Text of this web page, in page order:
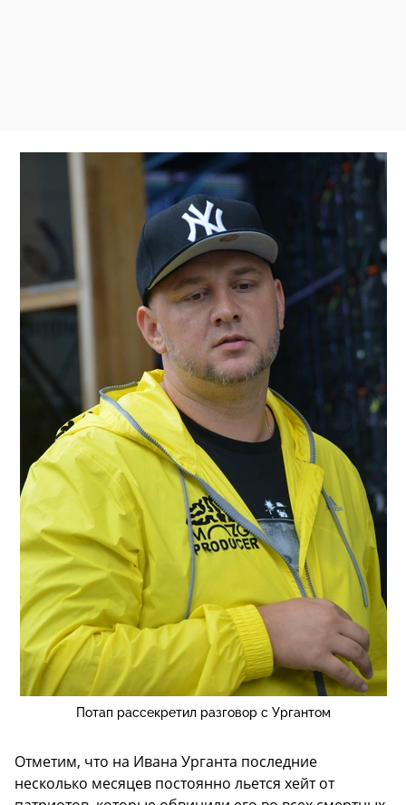
Потап рассекретил разговор с Ургантом
Отметим, что на Ивана Урганта последние
несколько месяцев постоянно льется хейт от